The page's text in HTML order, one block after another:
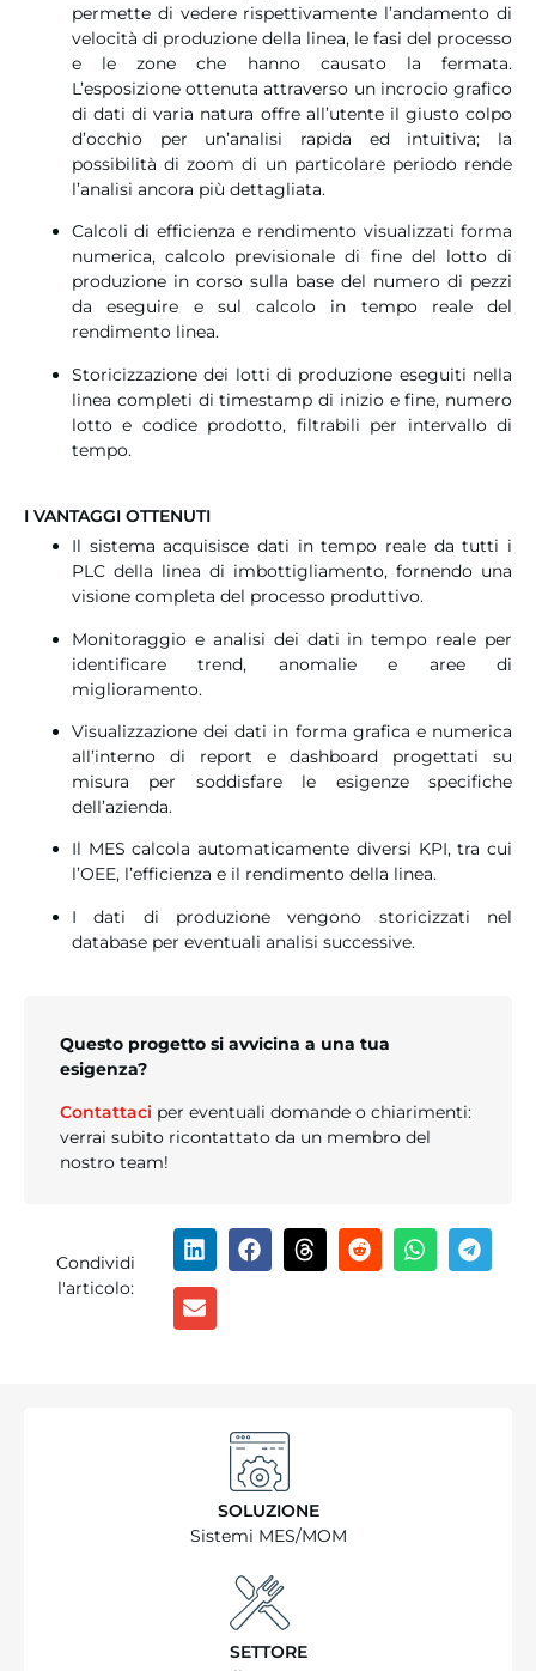
permette di vedere rispettivamente l’andamento di
velocità di produzione della linea, le fasi del processo
e le zone che hanno causato la fermata.
L’esposizione ottenuta attraverso un incrocio grafico
di dati di varia natura offre all’utente il giusto colpo
d’occhio per un’analisi rapida ed intuitiva; la
possibilità di zoom di un particolare periodo rende
l’analisi ancora più dettagliata.
Calcoli di efficienza e rendimento visualizzati forma
numerica, calcolo previsionale di fine del lotto di
produzione in corso sulla base del numero di pezzi
da eseguire e sul calcolo in tempo reale del
rendimento linea.
Storicizzazione dei lotti di produzione eseguiti nella
linea completi di timestamp di inizio e fine, numero
lotto e codice prodotto, filtrabili per intervallo di
tempo.
I VANTAGGI OTTENUTI
Il sistema acquisisce dati in tempo reale da tutti i
PLC della linea di imbottigliamento, fornendo una
visione completa del processo produttivo.
Monitoraggio e analisi dei dati in tempo reale per
identificare trend, anomalie e aree di
miglioramento.
Visualizzazione dei dati in forma grafica e numerica
all’interno di report e dashboard progettati su
misura per soddisfare le esigenze specifiche
dell’azienda.
Il MES calcola automaticamente diversi KPI, tra cui
l’OEE, l’efficienza e il rendimento della linea.
I dati di produzione vengono storicizzati nel
database per eventuali analisi successive.
Questo progetto si avvicina a una tua
esigenza?
Contattaci per eventuali domande o chiarimenti:
verrai subito ricontattato da un membro del
nostro team!
Condividi
l'articolo:
SOLUZIONE
Sistemi MES/MOM
SETTORE